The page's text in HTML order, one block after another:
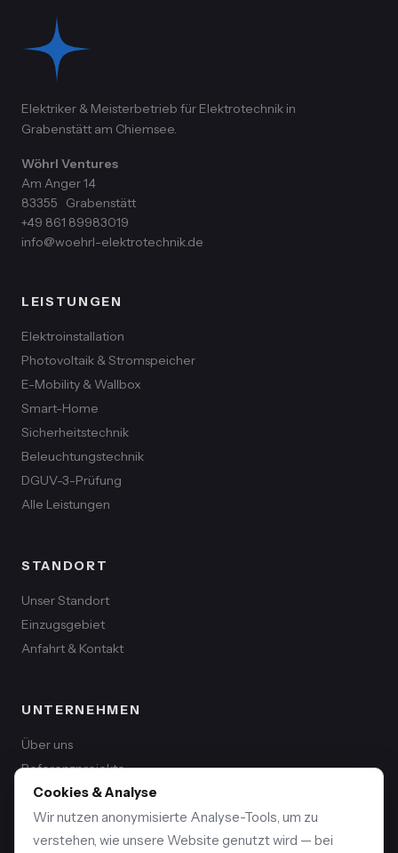
Elektriker & Meisterbetrieb für Elektrotechnik in
Grabenstätt am Chiemsee.
Wöhrl Ventures
Am Anger 14
83355
Grabenstätt
+49 861 89983019
info@woehrl-elektrotechnik.de
LEISTUNGEN
Elektroinstallation
Photovoltaik & Stromspeicher
E-Mobility & Wallbox
Smart-Home
Sicherheitstechnik
Beleuchtungstechnik
DGUV-3-Prüfung
Alle Leistungen
STANDORT
Unser Standort
Einzugsgebiet
Anfahrt & Kontakt
UNTERNEHMEN
Über uns
Referenzprojekte
Kontakt
Impressum
Datenschutz
Cookies & Analyse
Wir nutzen anonymisierte Analyse-Tools, um zu
verstehen, wie unsere Website genutzt wird — bei